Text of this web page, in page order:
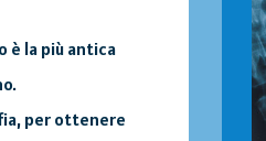
è la più antica
per ottenere